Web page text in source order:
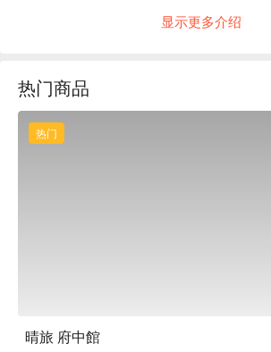
誕城，交通位置十分方便，是板橋休憩的好
显示更多介绍
热门商品
热门
晴旅 府中館